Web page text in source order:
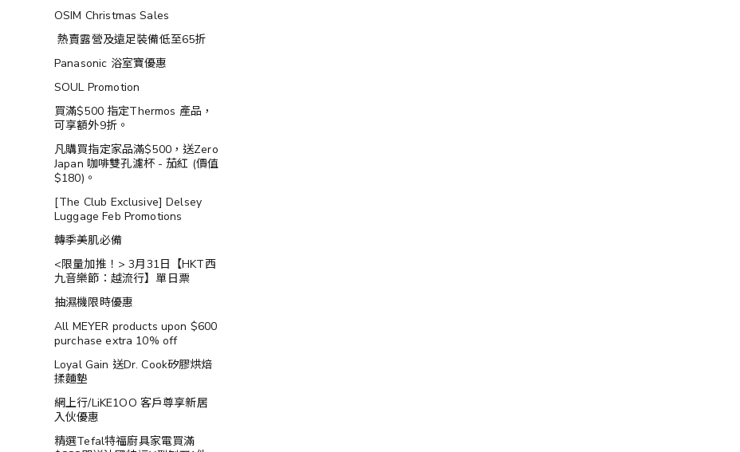
OSIM Christmas Sales
熱賣露營及遠足裝備低至65折
Panasonic 浴室寶優惠
SOUL Promotion
買滿$500 指定Thermos 產品，
可享額外9折。
凡購買指定家品滿$500，送Zero
Japan 咖啡雙孔濾杯 - 茄紅 (價值
$180)。
[The Club Exclusive] Delsey
Luggage Feb Promotions
轉季美肌必備
<限量加推！> 3月31日【HKT西
九音樂節：越流行】單日票
抽濕機限時優惠
All MEYER products upon $600
purchase extra 10% off
Loyal Gain 送Dr. Cook矽膠烘焙
揉麵墊
網上行/LiKE1OO 客戶尊享新居
入伙優惠
精選Tefal特福廚具家電買滿